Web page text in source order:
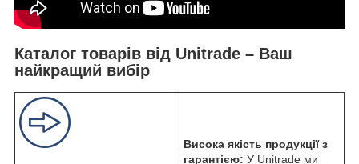
Каталог товарів від Unitrade – Ваш
найкращий вибір
Висока якість продукції з
гарантією: У Unitrade ми